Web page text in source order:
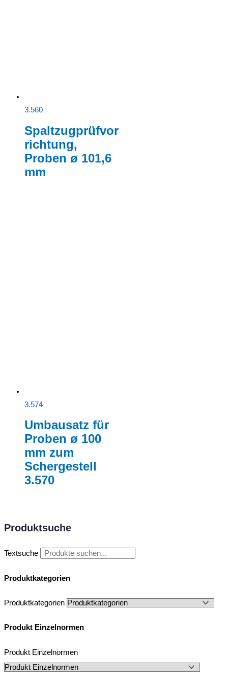
3.560
Spaltzugprüfvor
richtung,
Proben ø 101,6
mm
3.574
Umbausatz für
Proben ø 100
mm zum
Schergestell
3.570
Produktsuche
Textsuche
Produktkategorien
Produktkategorien
Produkt Einzelnormen
Produkt Einzelnormen